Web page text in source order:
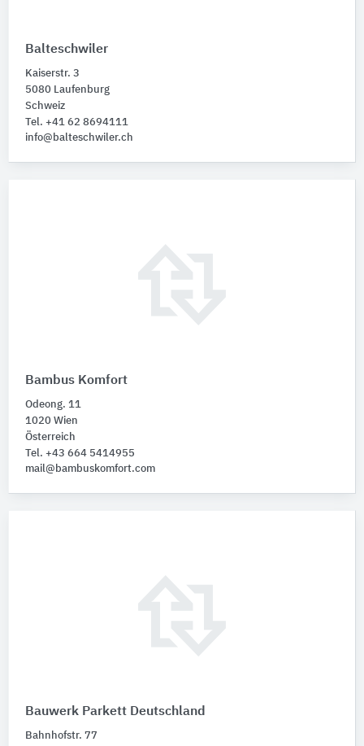
Balteschwiler
Kaiserstr. 3
5080 Laufenburg
Schweiz
Tel. +41 62 8694111
info@balteschwiler.ch
Bambus Komfort
Odeong. 11
1020 Wien
Österreich
Tel. +43 664 5414955
mail@bambuskomfort.com
Bauwerk Parkett Deutschland
Bahnhofstr. 77